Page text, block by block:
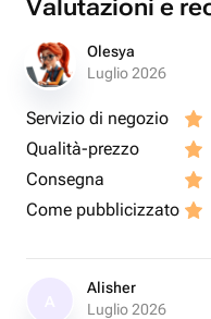
Valutazioni e
Olesya
Luglio 2026
Servizio di negozio
Qualità-prezzo
Consegna
Come pubblicizzato
Alisher
Luglio 2026